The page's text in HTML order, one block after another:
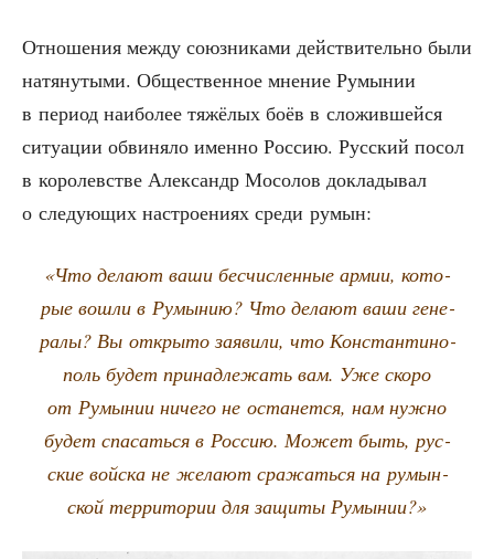
Отно­ше­ния меж­ду союз­ни­ка­ми дей­стви­тель­но были
натя­ну­ты­ми. Обще­ствен­ное мне­ние Румы­нии
в пери­од наи­бо­лее тяжё­лых боёв в сло­жив­шей­ся
ситу­а­ции обви­ня­ло имен­но Рос­сию. Рус­ский посол
в коро­лев­стве Алек­сандр Мосо­лов докла­ды­вал
о сле­ду­ю­щих настро­е­ни­ях сре­ди румын:
«Что дела­ют ваши бес­чис­лен­ные армии, кото­
рые вошли в Румы­нию? Что дела­ют ваши гене­
ра­лы? Вы откры­то заяви­ли, что Кон­стан­ти­но­
поль будет при­над­ле­жать вам. Уже ско­ро
от Румы­нии ниче­го не оста­нет­ся, нам нуж­но
будет спа­сать­ся в Рос­сию. Может быть, рус­
ские вой­ска не жела­ют сра­жать­ся на румын­
ской тер­ри­то­рии для защи­ты Румынии?»